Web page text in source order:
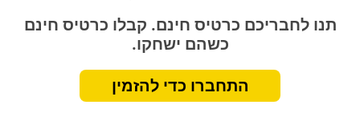
תנו לחבריכם כרטיס חינם. קבלו כרטיס חינם
כשהם ישחקו.
התחברו כדי להזמין